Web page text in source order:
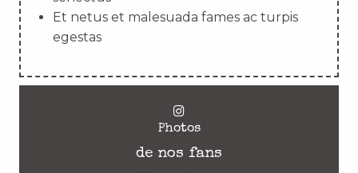
Et netus et malesuada fames ac turpis
egestas
Photos
de nos fans